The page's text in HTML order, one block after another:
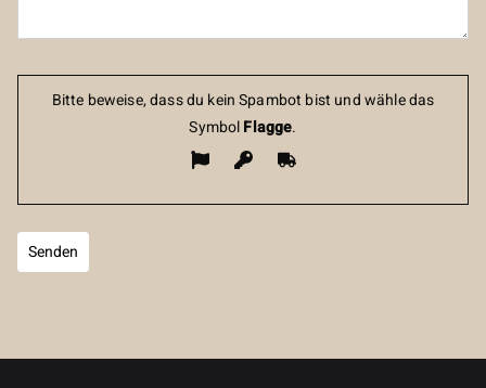
Bitte beweise, dass du kein Spambot bist und wähle das
SymbolFlagge.